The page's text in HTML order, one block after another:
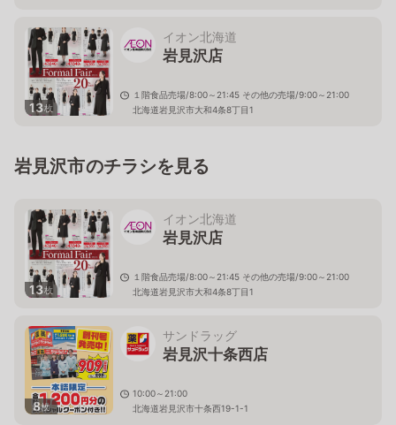
13枚
イオン北海道
岩見沢店
１階食品売場/8:00～21:45 その他の売場/9:00～21:00
北海道岩見沢市大和4条8丁目1
岩見沢市のチラシを見る
13枚
イオン北海道
岩見沢店
１階食品売場/8:00～21:45 その他の売場/9:00～21:00
北海道岩見沢市大和4条8丁目1
8枚
サンドラッグ
岩見沢十条西店
10:00～21:00
北海道岩見沢市十条西19-1-1